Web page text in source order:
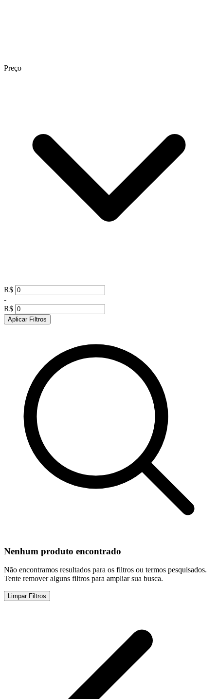
Preço
R$
-
R$
Aplicar Filtros
Nenhum produto encontrado
Não encontramos resultados para os filtros ou termos pesquisados.
Tente remover alguns filtros para ampliar sua busca.
Limpar Filtros